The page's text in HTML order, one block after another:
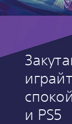
и PS5